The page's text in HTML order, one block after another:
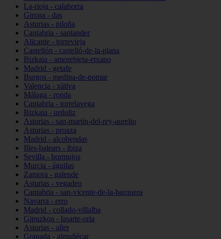
La-rioja - calahorra
Girona - das
Asturias - piloña
Cantabria - santander
Alicante - torrevieja
Castellón - castelló-de-la-plana
Bizkaia - amorebieta-etxano
Madrid - getafe
Burgos - medina-de-pomar
Valencia - xàtiva
Málaga - ronda
Cantabria - torrelavega
Bizkaia - urduliz
Asturias - san-martín-del-rey-aurelio
Asturias - proaza
Madrid - alcobendas
Illes-balears - ibiza
Sevilla - bormujos
Murcia - águilas
Zamora - galende
Asturias - vegadeo
Cantabria - san-vicente-de-la-barquera
Navarra - erro
Madrid - collado-villalba
Gipuzkoa - lasarte-oria
Asturias - aller
Granada - almuñécar